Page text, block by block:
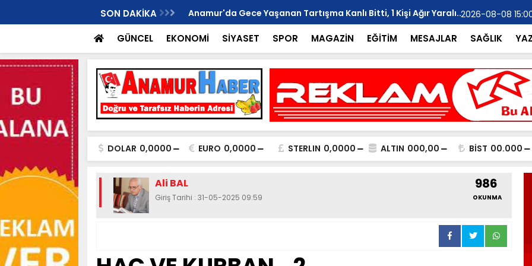
SON DAKİKA
KURUCU İLÇE BAŞKANI OLDU.. Anamur'da Gece Yaşanan Tartışma Kanlı Bitti, 1 Kişi Ağır Yaralı.. YILMAZ;
2026-08-08
GÜNCEL EKONOMİ SİYASET SPOR MAGAZİN EĞİTİM MESAJLAR SAĞLIK
DOLAR 0,0000 EURO 0,0000 STERLIN 0,0000 ALTIN 000,00 BİST 00.000
Ali BAL
Giriş Tarihi : 31-05-2025 09:59
986
OKUNMA